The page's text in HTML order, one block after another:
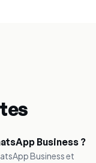
Business ?
Business et